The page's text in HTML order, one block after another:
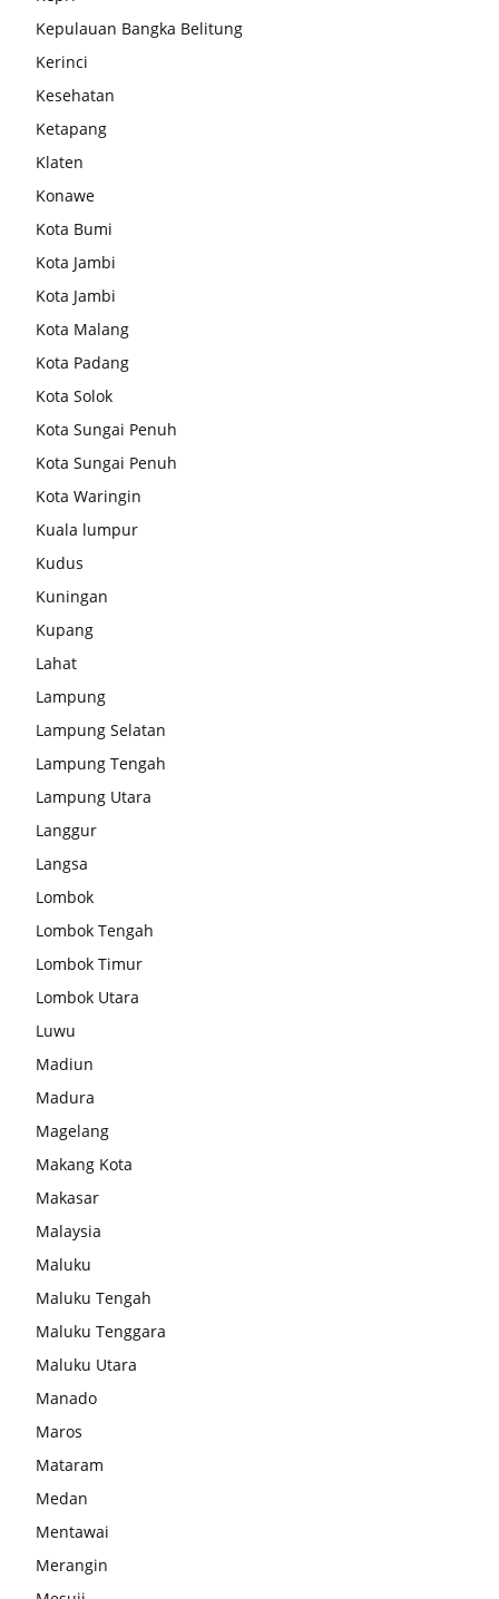
Kepulauan Bangka Belitung
Kerinci
Kesehatan
Ketapang
Klaten
Konawe
Kota Bumi
Kota Jambi
Kota Jambi
Kota Malang
Kota Padang
Kota Solok
Kota Sungai Penuh
Kota Sungai Penuh
Kota Waringin
Kuala lumpur
Kudus
Kuningan
Kupang
Lahat
Lampung
Lampung Selatan
Lampung Tengah
Lampung Utara
Langgur
Langsa
Lombok
Lombok Tengah
Lombok Timur
Lombok Utara
Luwu
Madiun
Madura
Magelang
Makang Kota
Makasar
Malaysia
Maluku
Maluku Tengah
Maluku Tenggara
Maluku Utara
Manado
Maros
Mataram
Medan
Mentawai
Merangin